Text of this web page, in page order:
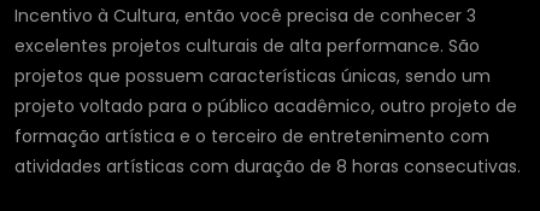
Incentivo à Cultura, então você precisa de conhecer 3
excelentes projetos culturais de alta performance. São
projetos que possuem características únicas, sendo um
projeto voltado para o público acadêmico, outro projeto de
formação artística e o terceiro de entretenimento com
atividades artísticas com duração de 8 horas consecutivas.